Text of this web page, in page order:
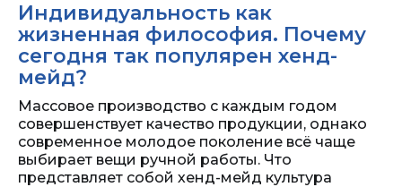
Индивидуальность как
жизненная философия. Почему
сегодня так популярен хенд-
мейд?
Массовое производство с каждым годом
совершенствует качество продукции, однако
современное молодое поколение всё чаще
выбирает вещи ручной работы. Что
представляет собой хенд-мейд культура